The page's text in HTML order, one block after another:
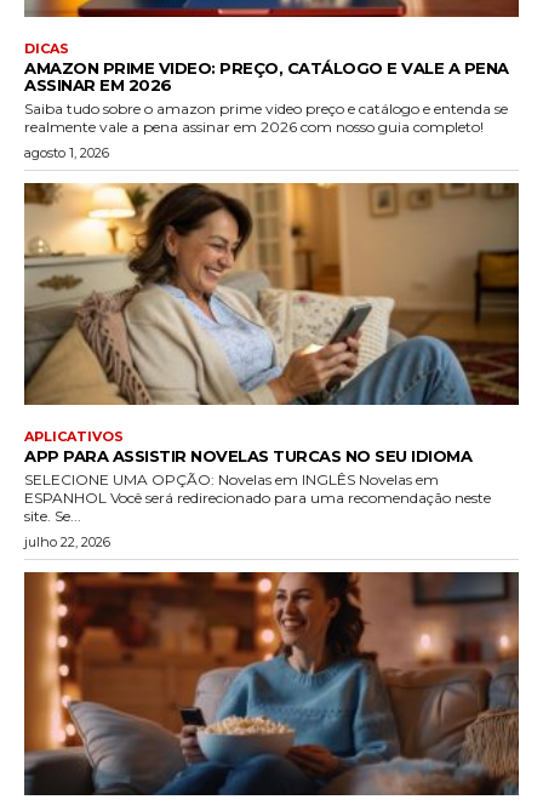
DICAS
AMAZON PRIME VIDEO: PREÇO, CATÁLOGO E VALE A PENA
ASSINAR EM 2026
Saiba tudo sobre o amazon prime video preço e catálogo e entenda se
realmente vale a pena assinar em 2026 com nosso guia completo!
agosto 1, 2026
APLICATIVOS
APP PARA ASSISTIR NOVELAS TURCAS NO SEU IDIOMA
SELECIONE UMA OPÇÃO: Novelas em INGLÊS Novelas em
ESPANHOL Você será redirecionado para uma recomendação neste
site. Se...
julho 22, 2026